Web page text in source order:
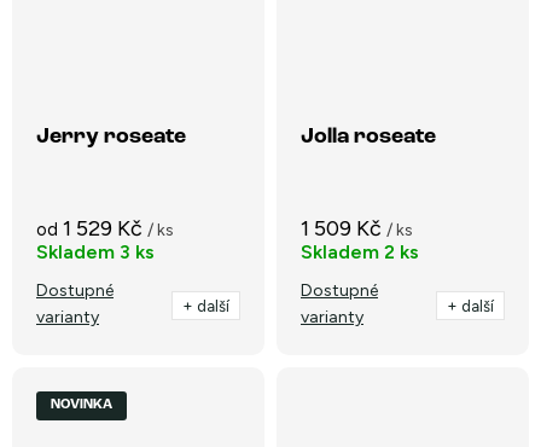
Jerry roseate
od 1 529 Kč / ks
Skladem 3 ks
Dostupné
varianty
+ další
Jolla roseate
1 509 Kč / ks
Skladem 2 ks
Dostupné
varianty
+ další
NOVINKA